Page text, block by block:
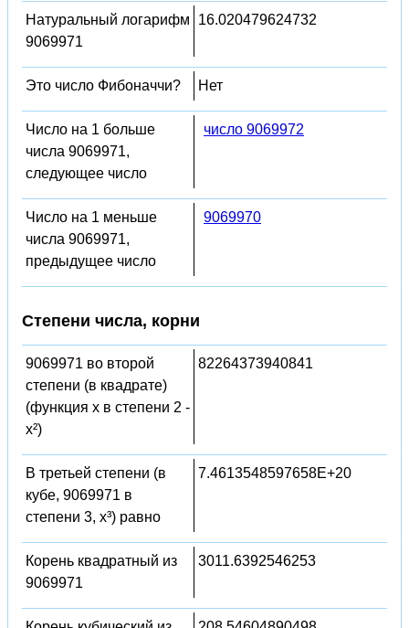
Натуральный логарифм
9069971
16.020479624732
Это число Фибоначчи? Нет
Число на 1 больше
числа 9069971,
следующее число
число 9069972
Число на 1 меньше
числа 9069971,
предыдущее число
9069970
Степени числа, корни
9069971 во второй
степени (в квадрате)
(функция x в степени 2 -
x²)
82264373940841
В третьей степени (в
кубе, 9069971 в
степени 3, x³) равно
7.4613548597658E+20
Корень квадратный из
9069971
3011.6392546253